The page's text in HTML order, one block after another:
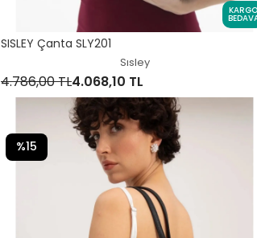
KARGO
SISLEY Çanta SLY201
Sısley
4.786,00 TL4.068,10 TL
%15